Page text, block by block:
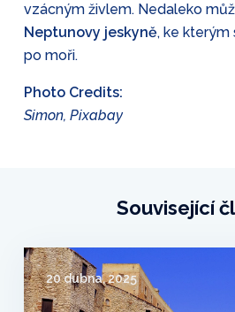
vzácným živlem. Nedaleko
Neptunovy jeskyně, ke
po moři.
Photo Credits:
Simon, Pixabay
Související
20 dubna, 2025